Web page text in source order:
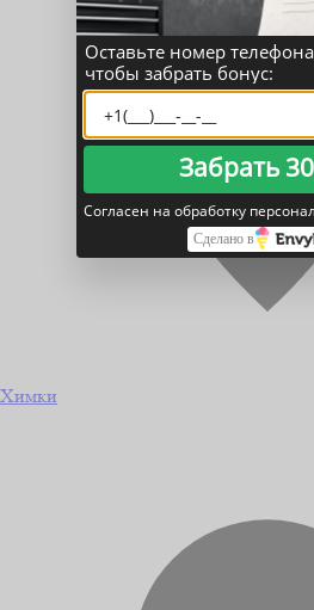
Химки
Оставьте номер
чтобы забрать бонус:
Забрать
Согласен на обработку
Сделано в